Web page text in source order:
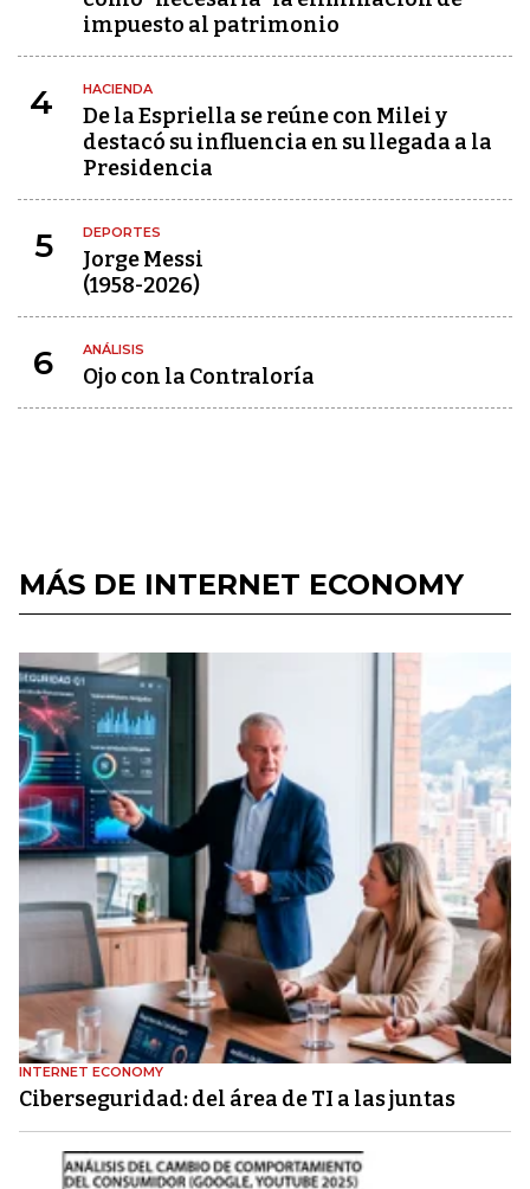
impuesto al patrimonio
4 HACIENDA
De la Espriella se reúne con Milei y
destacó su influencia en su llegada a la
Presidencia
5 DEPORTES
Jorge Messi
(1958-2026)
6 ANÁLISIS
Ojo con la Contraloría
MÁS DE INTERNET ECONOMY
INTERNET ECONOMY
Ciberseguridad: del área de TI a las juntas